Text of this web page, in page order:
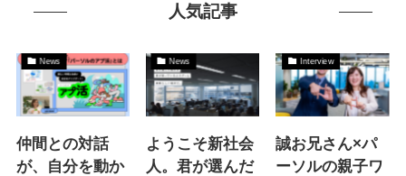
人気記事
News
仲間との対話
が、自分を動か
News
ようこそ新社会
人。君が選んだ
Interview
誠お兄さん×パ
ーソルの親子ワ